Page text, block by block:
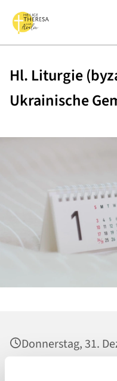
Hl. Liturgie
Ukrainische
Donnerstag, 31.
Heilig Kreuz,